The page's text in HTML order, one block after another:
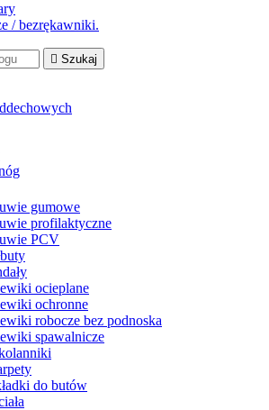
/ bezrękawniki.
 Szukaj
gumowe
profilaktyczne
PCV
ocieplane
ochronne
robocze bez podnoska
spawalnicze
do butów